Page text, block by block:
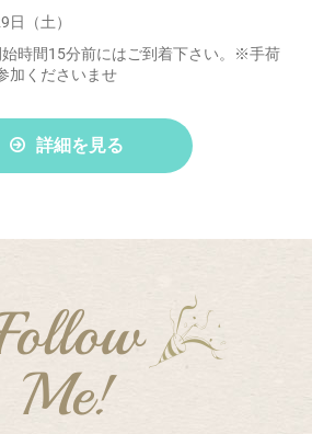
（土）
時間15分前にはご到着下さい。※手荷
加くださいませ
詳細を見る
Me!